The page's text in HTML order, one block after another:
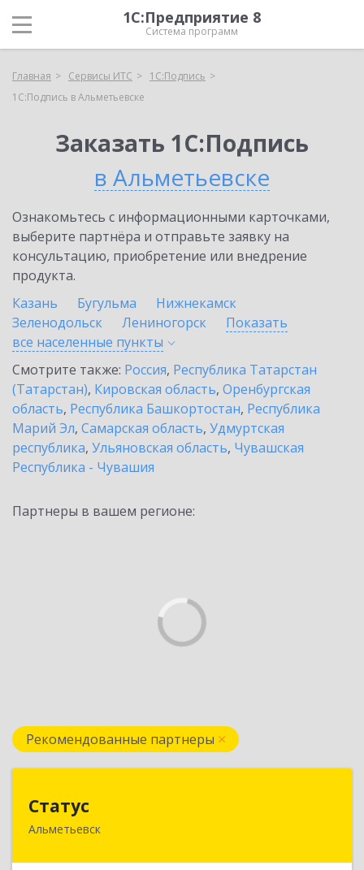
1С:Предприятие 8
Система программ
Главная Сервисы ИТС
1С:Подпись
1С:Подпись в Альметьевске
Заказать 1С:Подпись
в Альметьевске
Ознакомьтесь с информационными карточками,
выберите партнёра и отправьте заявку на
консультацию, приобретение или внедрение
продукта.
Казань
Бугульма
Нижнекамск
Зеленодольск
Лениногорск
Показать
все населенные пункты
Смотрите также: Россия, Республика Татарстан
(Татарстан), Кировская область, Оренбургская
область, Республика Башкортостан, Республика
Марий Эл, Самарская область, Удмуртская
республика, Ульяновская область, Чувашская
Республика - Чувашия
Партнеры в вашем регионе:
Рекомендованные партнеры
Статус
Альметьевск
423450, Татарстан Респ, Альметьевск г, Мира